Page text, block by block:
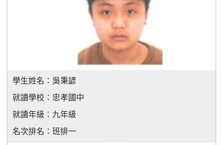
學生姓名： 吳秉諺
就讀學校： 忠孝國中
就讀年級： 九年級
名次排名： 班排一